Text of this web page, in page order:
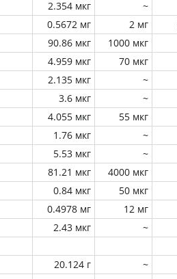
2.354 мкг
~
0.5672 мг 2 мг
90.86 мкг 1000 мкг
4.959 мкг 70 мкг
2.135 мкг
~
3.6 мкг
~
4.055 мкг 55 мкг
1.76 мкг
~
5.53 мкг
~
81.21 мкг 4000 мкг
0.84 мкг 50 мкг
0.4978 мг 12 мг
2.43 мкг ~
20.124 г
~